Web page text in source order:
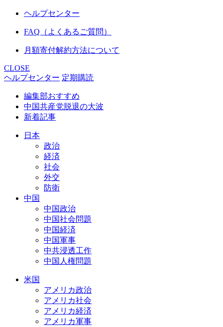
ヘルプセンター
FAQ（よくあるご質問）
月額寄付解約方法について
CLOSE
ヘルプセンター 定期購読
編集部おすすめ
中国共産党脱退の大波
新着記事
日本
政治
経済
社会
外交
防衛
中国
中国政治
中国社会問題
中国経済
中国軍事
中共浸透工作
中国人権問題
米国
アメリカ政治
アメリカ社会
アメリカ経済
アメリカ軍事